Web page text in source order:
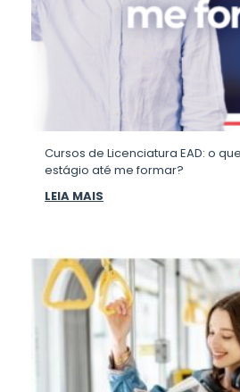
Cursos de Licenciatura EAD: o
estágio até me formar?
LEIA MAIS